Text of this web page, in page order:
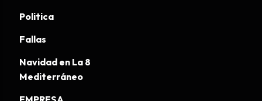
Politica
Fallas
Navidad en La 8
Mediterráneo